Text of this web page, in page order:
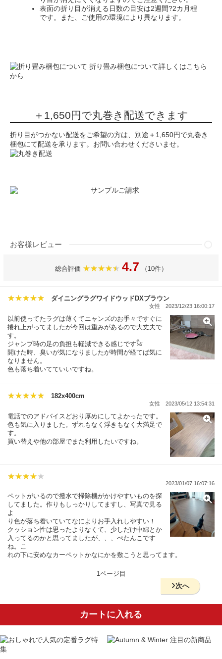
表面の折り目が消える日数の目安は2週間?2カ月程
です。また、ご使用の環境により異なります。
折り畳み梱包について詳しくはこちら
から
＋1,650円で丸巻き配送できます
折り目がつかない配送をご希望の方は、別途＋1,650円で丸巻き
梱包にて配送を承ります。お問い合わせくださいませ。
お客様レビュー
総合評価 4.7 （10件）
ダイニングラグワイドウッドDXブラウン
女性 2023/12/23 16:00:17
以前使ってたラグは薄くてニャンズのお手々ですぐに
捲れ上がってましたが今回は重みがあるので大丈夫で
す。
ジャンプ時の足の負担も軽減できる感じです𓃠
開けた時、臭いが気になりましたが時間が経てば気に
なりません。
色も落ち着いてていいですね。
182x400cm
女性 2023/05/12 13:54:31
電話でのアドバイスどおり厚めにしてよかったです。
色も気に入りました。ずれもなく浮きもなく大満足で
す。
買い替えや他の部屋でまた利用したいですね。
2023/01/07 16:07:16
ペットがいるので撥水で掃除機がかけやすいものを探
してました。作りもしっかりしてますし、写真で見る
よ
り色が落ち着いていてなによりお手入れしやすい！
クッション性は思ったよりなくて、少しだけ中綿とか
入ってるのかと思ってましたが、、、ぺたんこです
ね。こ
れの下に安めなカーペットかなにかを敷こうと思ってます。
1ページ目
次へ
カートに入れる